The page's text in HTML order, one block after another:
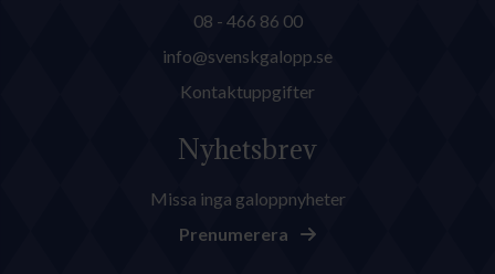
08 - 466 86 00
info@svenskgalopp.se
Kontaktuppgifter
Nyhetsbrev
Missa inga galoppnyheter
Prenumerera